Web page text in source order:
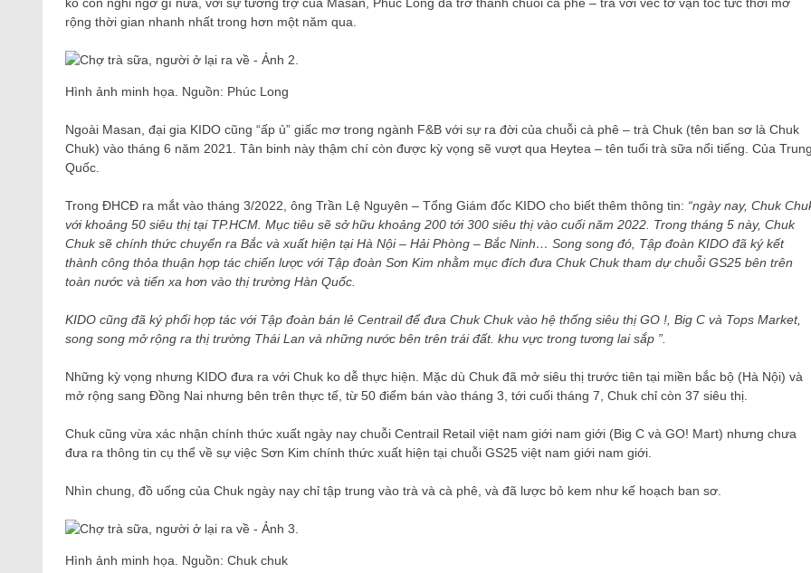
rộng thời gian nhanh nhất trong hơn một năm qua.
Hình ảnh minh họa. Nguồn: Phúc Long
Ngoài Masan, đại gia KIDO cũng “ấp ủ” giấc mơ trong ngành F&B với sự ra đời của chuỗi cà phê – trà Chuk (tên ban sơ là Chuk
Chuk) vào tháng 6 năm 2021. Tân binh này thậm chí còn được kỳ vọng sẽ vượt qua Heytea – tên tuổi trà sữa nổi tiếng. Của
Quốc.
Trong ĐHCĐ ra mắt vào tháng 3/2022, ông Trần Lệ Nguyên – Tổng Giám đốc KIDO cho biết thêm thông tin: “ngày nay, Chuk
với khoảng 50 siêu thị tại TP.HCM. Mục tiêu sẽ sở hữu khoảng 200 tới 300 siêu thị vào cuối năm 2022. Trong tháng 5 này, Chuk
Chuk sẽ chính thức chuyển ra Bắc và xuất hiện tại Hà Nội – Hải Phòng – Bắc Ninh… Song song đó, Tập đoàn KIDO đã ký kết
thành công thỏa thuận hợp tác chiến lược với Tập đoàn Sơn Kim nhằm mục đích đưa Chuk Chuk tham dự chuỗi GS25 bên trên
toàn nước và tiến xa hơn vào thị trường Hàn Quốc.
KIDO cũng đã ký phối hợp tác với Tập đoàn bán lẻ Centrail để đưa Chuk Chuk vào hệ thống siêu thị GO !, Big C và Tops Market,
song song mở rộng ra thị trường Thái Lan và những nước bên trên trái đất. khu vực trong tương lai sắp ”.
Những kỳ vọng nhưng KIDO đưa ra với Chuk ko dễ thực hiện. Mặc dù Chuk đã mở siêu thị trước tiên tại miền bắc bộ (Hà Nội) và
mở rộng sang Đồng Nai nhưng bên trên thực tế, từ 50 điểm bán vào tháng 3, tới cuối tháng 7, Chuk chỉ còn 37 siêu thị.
Chuk cũng vừa xác nhận chính thức xuất ngày nay chuỗi Centrail Retail việt nam giới nam giới (Big C và GO! Mart) nhưng chưa
đưa ra thông tin cụ thể về sự việc Sơn Kim chính thức xuất hiện tại chuỗi GS25 việt nam giới nam giới.
Nhìn chung, đồ uống của Chuk ngày nay chỉ tập trung vào trà và cà phê, và đã lược bỏ kem như kế hoạch ban sơ.
Hình ảnh minh họa. Nguồn: Chuk chuk